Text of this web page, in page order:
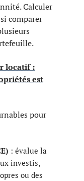
Calculer
comparer
locatif :
est
pour
: évalue la
investis,
ou des